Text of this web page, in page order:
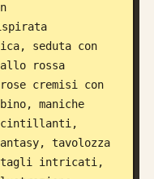
seduta con
rossa
cremisi con
maniche
tavolozza
intricati,